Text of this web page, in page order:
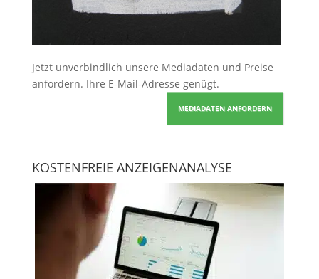
Jetzt unverbindlich unsere Mediadaten und Preise
anfordern. Ihre E-Mail-Adresse genügt.
MEDIADATEN ANFORDERN
KOSTENFREIE ANZEIGENANALYSE